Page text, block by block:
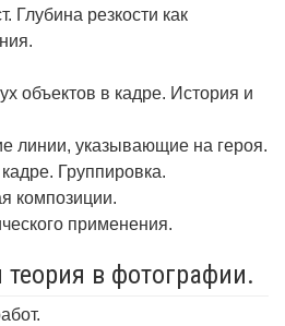
Глубина резкости как
объектов в кадре. История и
линии, указывающие на героя.
Группировка.
композиции.
применения.
в фотографии.